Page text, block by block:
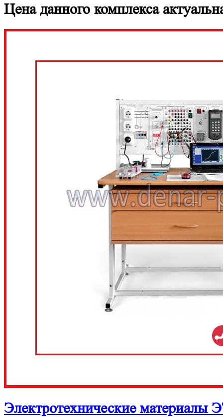
Цена данного комплекса
Электротехнические